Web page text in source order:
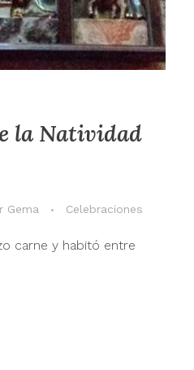
la Natividad
Gema Celebraciones
carne y habitó entre